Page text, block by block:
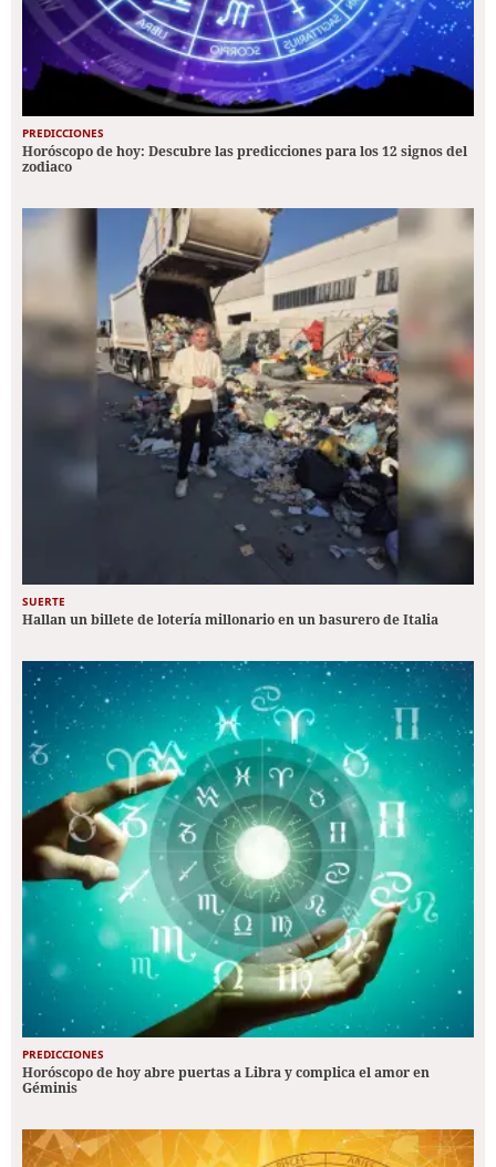
PREDICCIONES
Horóscopo de hoy: Descubre las predicciones para los 12 signos del
zodiaco
SUERTE
Hallan un billete de lotería millonario en un basurero de Italia
PREDICCIONES
Horóscopo de hoy abre puertas a Libra y complica el amor en
Géminis